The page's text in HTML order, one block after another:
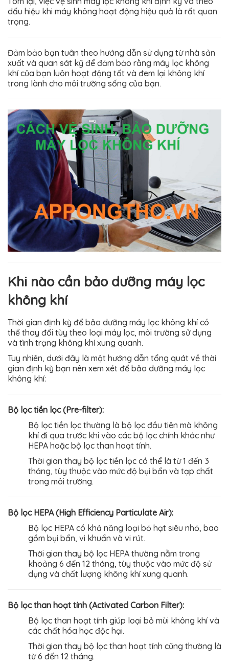
dấu hiệu khi máy không hoạt động hiệu quả là rất quan
trọng.
Đảm bảo bạn tuân theo hướng dẫn sử dụng từ nhà sản
xuất và quan sát kỹ để đảm bảo rằng máy lọc không
khí của bạn luôn hoạt động tốt và đem lại không khí
trong lành cho môi trường sống của bạn.
Khi nào cần bảo dưỡng máy lọc
không khí
Thời gian định kỳ để bảo dưỡng máy lọc không khí có
thể thay đổi tùy theo loại máy lọc, môi trường sử dụng
và tình trạng không khí xung quanh.
Tuy nhiên, dưới đây là một hướng dẫn tổng quát về thời
gian định kỳ bạn nên xem xét để bảo dưỡng máy lọc
không khí:
Bộ lọc tiền lọc (Pre-filter):
Bộ lọc tiền lọc thường là bộ lọc đầu tiên mà không
khí đi qua trước khi vào các bộ lọc chính khác như
HEPA hoặc bộ lọc than hoạt tính.
Thời gian thay bộ lọc tiền lọc có thể là từ 1 đến 3
tháng, tùy thuộc vào mức độ bụi bẩn và tạp chất
trong môi trường.
Bộ lọc HEPA (High Efficiency Particulate Air):
Bộ lọc HEPA có khả năng loại bỏ hạt siêu nhỏ, bao
gồm bụi bẩn, vi khuẩn và vi rút.
Thời gian thay bộ lọc HEPA thường nằm trong
khoảng 6 đến 12 tháng, tùy thuộc vào mức độ sử
dụng và chất lượng không khí xung quanh.
Bộ lọc than hoạt tính (Activated Carbon Filter):
Bộ lọc than hoạt tính giúp loại bỏ mùi không khí và
các chất hóa học độc hại.
Thời gian thay bộ lọc than hoạt tính cũng thường là
từ 6 đến 12 tháng.